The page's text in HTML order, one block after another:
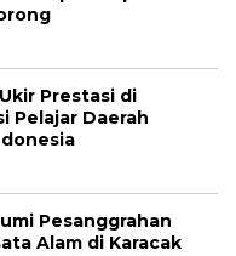
Prestasi di
Pelajar Daerah
Pesanggrahan
Alam di Karacak